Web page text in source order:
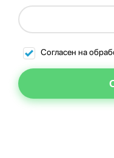
Согласен на